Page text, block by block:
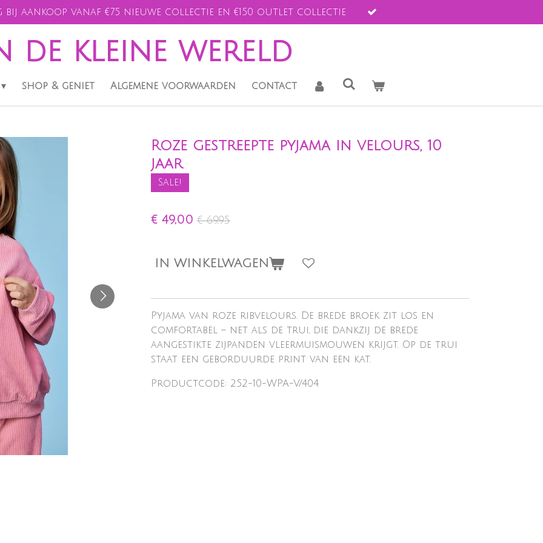
bij aankoop vanaf €75 nieuwe collectie en €150 outlet collectie
de kleine wereld
shop & geniet Algemene voorwaarden contact
Roze gestreepte pyjama in velours, 10
jaar
Sale!
€ 49,00 € 69,95
IN WINKELWAGEN
Pyjama van roze ribvelours. De brede broek zit los en
comfortabel – net als de trui, die dankzij de brede
aangestikte zijpanden vleermuismouwen krijgt. Op de trui
staat een geborduurde print van een kat.
Productcode: 252-10-WPA-V/404